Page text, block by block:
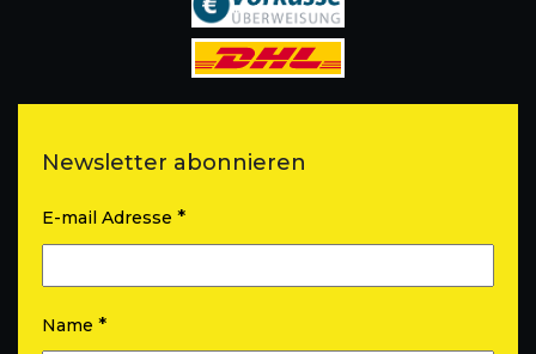
Newsletter abonnieren
E-mail Adresse *
Name *